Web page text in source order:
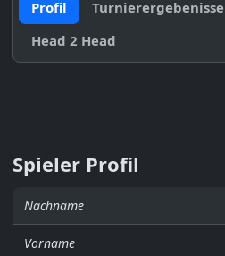
Profil Turnierergebenisse
Head 2 Head
Spieler Profil
Nachname
Vorname